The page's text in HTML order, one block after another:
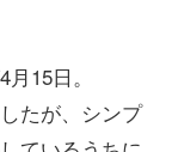
15日。
たが、シンプ